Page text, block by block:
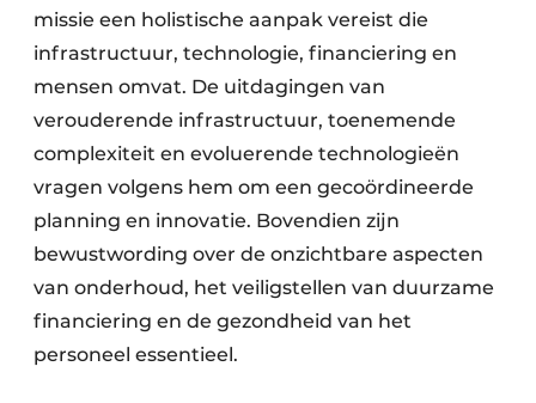
missie een holistische aanpak vereist die
infrastructuur, technologie, financiering en
mensen omvat. De uitdagingen van
verouderende infrastructuur, toenemende
complexiteit en evoluerende technologieën
vragen volgens hem om een gecoördineerde
planning en innovatie. Bovendien zijn
bewustwording over de onzichtbare aspecten
van onderhoud, het veiligstellen van duurzame
financiering en de gezondheid van het
personeel essentieel.